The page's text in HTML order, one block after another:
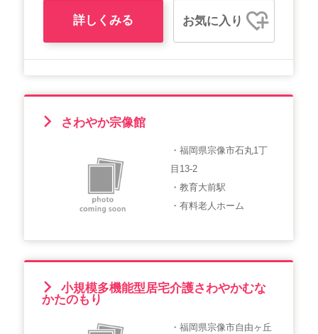
詳しくみる お気に入り
さわやか宗像館
・福岡県宗像市石丸1丁
目13-2
・教育大前駅
・有料老人ホーム
小規模多機能型居宅介護さわやかむな
かたのもり
・福岡県宗像市自由ヶ丘